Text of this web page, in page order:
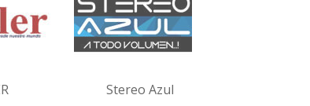
Stereo Azul